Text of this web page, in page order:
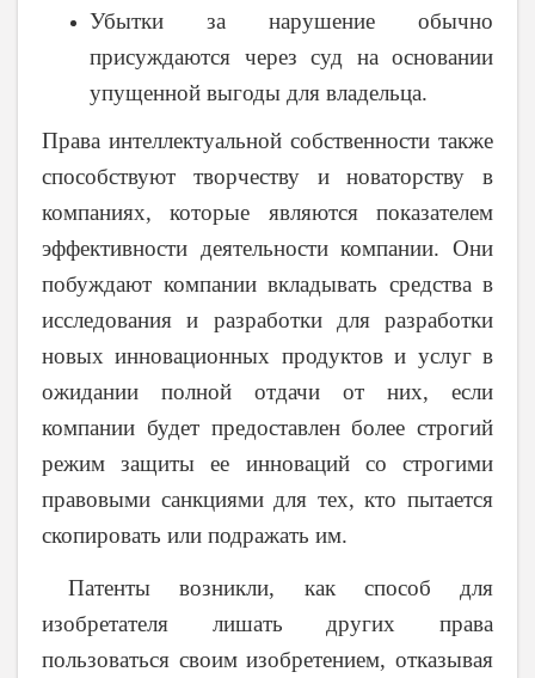
Убытки за нарушение обычно
присуждаются через суд на основании
упущенной выгоды для владельца.
Права интеллектуальной собственности также
способствуют творчеству и новаторству в
компаниях, которые являются показателем
эффективности деятельности компании. Они
побуждают компании вкладывать средства в
исследования и разработки для разработки
новых инновационных продуктов и услуг в
ожидании полной отдачи от них, если
компании будет предоставлен более строгий
режим защиты ее инноваций со строгими
правовыми санкциями для тех, кто пытается
скопировать или подражать им.
Патенты возникли, как способ для
изобретателя лишать других права
пользоваться своим изобретением, отказывая